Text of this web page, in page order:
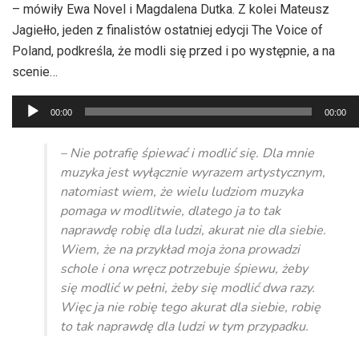
– mówiły Ewa Novel i Magdalena Dutka. Z kolei Mateusz
Jagiełło, jeden z finalistów ostatniej edycji The Voice of
Poland, podkreśla, że modli się przed i po występnie, a na
scenie…
Odtwarzacz
plików
dźwiękowych
00:00 00:00
– Nie potrafię śpiewać i modlićsię. Dla mnie
muzyka jest wyłącznie wyrazem artystycznym,
natomiast wiem, że wielu ludziom muzyka
pomaga w modlitwie, dlatego ja to tak
naprawdę robię dla ludzi, akurat nie dla siebie.
Wiem, że na przykład moja żona prowadzi
schole i ona wręcz potrzebuje śpiewu, żeby
się modlić w pełni, żeby się modlić dwa razy.
Więc ja nie robię tego akurat dla siebie, robię
to tak naprawdę dla ludzi w tym przypadku.